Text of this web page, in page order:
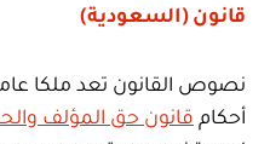
قانون (السعودية)
نصوص القانون تعد ملكا
أحكام قانون حق المؤلف